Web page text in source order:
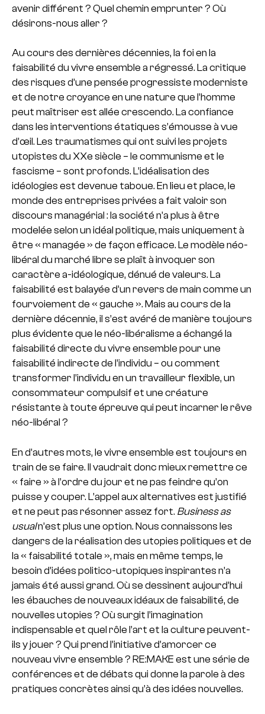
avenir différent ? Quel chemin emprunter ? Où
désirons-nous aller ?
Au cours des dernières décennies, la foi en la
faisabilité du vivre ensemble a régressé. La critique
des risques d’une pensée progressiste moderniste
et de notre croyance en une nature que l’homme
peut maîtriser est allée crescendo. La confiance
dans les interventions étatiques s’émousse à vue
d’œil. Les traumatismes qui ont suivi les projets
utopistes du XXe siècle – le communisme et le
fascisme – sont profonds. L’idéalisation des
idéologies est devenue taboue. En lieu et place, le
monde des entreprises privées a fait valoir son
discours managérial : la société n’a plus à être
modelée selon un idéal politique, mais uniquement à
être « managée » de façon efficace. Le modèle néo-
libéral du marché libre se plaît à invoquer son
caractère a-idéologique, dénué de valeurs. La
faisabilité est balayée d’un revers de main comme un
fourvoiement de « gauche ». Mais au cours de la
dernière décennie, il s’est avéré de manière toujours
plus évidente que le néo-libéralisme a échangé la
faisabilité directe du vivre ensemble pour une
faisabilité indirecte de l’individu – ou comment
transformer l’individu en un travailleur flexible, un
consommateur compulsif et une créature
résistante à toute épreuve qui peut incarner le rêve
néo-libéral ?
En d’autres mots, le vivre ensemble est toujours en
train de se faire. Il vaudrait donc mieux remettre ce
« faire » à l’ordre du jour et ne pas feindre qu’on
puisse y couper. L’appel aux alternatives est justifié
et ne peut pas résonner assez fort. Business as
usualn’est plus une option. Nous connaissons les
dangers de la réalisation des utopies politiques et de
la « faisabilité totale », mais en même temps, le
besoin d’idées politico-utopiques inspirantes n’a
jamais été aussi grand. Où se dessinent aujourd’hui
les ébauches de nouveaux idéaux de faisabilité, de
nouvelles utopies ? Où surgit l’imagination
indispensable et quel rôle l’art et la culture peuvent-
ils y jouer ? Qui prend l’initiative d’amorcer ce
nouveau vivre ensemble ? RE:MAKE est une série de
conférences et de débats qui donne la parole à des
pratiques concrètes ainsi qu’à des idées nouvelles.